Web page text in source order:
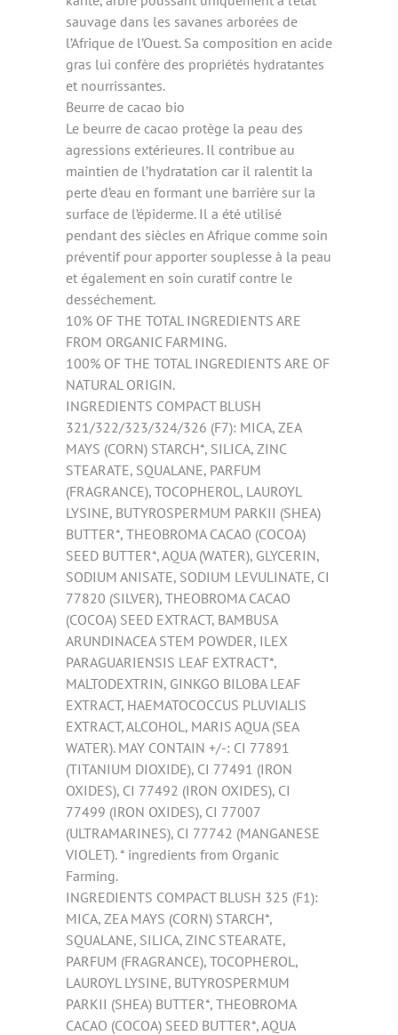
sauvage dans les savanes arborées de
l’Afrique de l’Ouest. Sa composition en acide
gras lui confère des propriétés hydratantes
et nourrissantes.
Beurre de cacao bio
Le beurre de cacao protège la peau des
agressions extérieures. Il contribue au
maintien de l’hydratation car il ralentit la
perte d’eau en formant une barrière sur la
surface de l’épiderme. Il a été utilisé
pendant des siècles en Afrique comme soin
préventif pour apporter souplesse à la peau
et également en soin curatif contre le
desséchement.
10% OF THE TOTAL INGREDIENTS ARE
FROM ORGANIC FARMING.
100% OF THE TOTAL INGREDIENTS ARE OF
NATURAL ORIGIN.
INGREDIENTS COMPACT BLUSH
321/322/323/324/326 (F7): MICA, ZEA
MAYS (CORN) STARCH*, SILICA, ZINC
STEARATE, SQUALANE, PARFUM
(FRAGRANCE), TOCOPHEROL, LAUROYL
LYSINE, BUTYROSPERMUM PARKII (SHEA)
BUTTER*, THEOBROMA CACAO (COCOA)
SEED BUTTER*, AQUA (WATER), GLYCERIN,
SODIUM ANISATE, SODIUM LEVULINATE, CI
77820 (SILVER), THEOBROMA CACAO
(COCOA) SEED EXTRACT, BAMBUSA
ARUNDINACEA STEM POWDER, ILEX
PARAGUARIENSIS LEAF EXTRACT*,
MALTODEXTRIN, GINKGO BILOBA LEAF
EXTRACT, HAEMATOCOCCUS PLUVIALIS
EXTRACT, ALCOHOL, MARIS AQUA (SEA
WATER). MAY CONTAIN +/-: CI 77891
(TITANIUM DIOXIDE), CI 77491 (IRON
OXIDES), CI 77492 (IRON OXIDES), CI
77499 (IRON OXIDES), CI 77007
(ULTRAMARINES), CI 77742 (MANGANESE
VIOLET). * ingredients from Organic
Farming.
INGREDIENTS COMPACT BLUSH 325 (F1):
MICA, ZEA MAYS (CORN) STARCH*,
SQUALANE, SILICA, ZINC STEARATE,
PARFUM (FRAGRANCE), TOCOPHEROL,
LAUROYL LYSINE, BUTYROSPERMUM
PARKII (SHEA) BUTTER*, THEOBROMA
CACAO (COCOA) SEED BUTTER*, AQUA